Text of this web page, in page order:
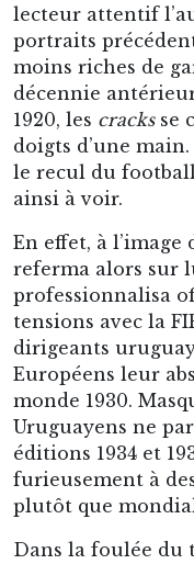
lecteur attentif
portraits
moins riches de
décennie
1920, les cracksse
doigts d’une
le recul du
ainsi à voir.
En effet, à l’image
referma alors sur
professionnalisa
tensions avec la
dirigeants
Européens leur
monde 1930.
Uruguayens ne
éditions 1934 et
furieusement à
plutôt que
Dans la foulée du